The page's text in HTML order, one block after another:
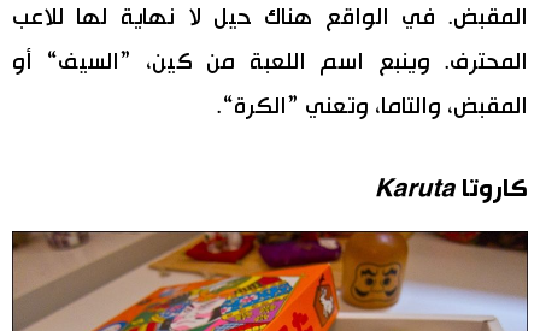
المقبض. في الواقع هناك حيل لا نهاية لها للاعب
المحترف. وينبع اسم اللعبة من كين، ”السيف“ أو
المقبض، والتاما، وتعني ”الكرة“.
كاروتاKaruta